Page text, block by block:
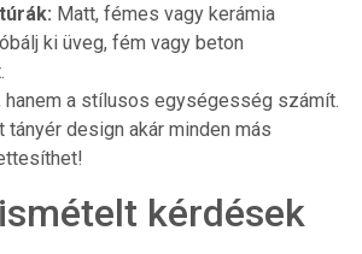
Matt, fémes vagy kerámia
ki üveg, fém vagy beton
hanem a stílusos egységesség számít.
design akár minden más
kérdések